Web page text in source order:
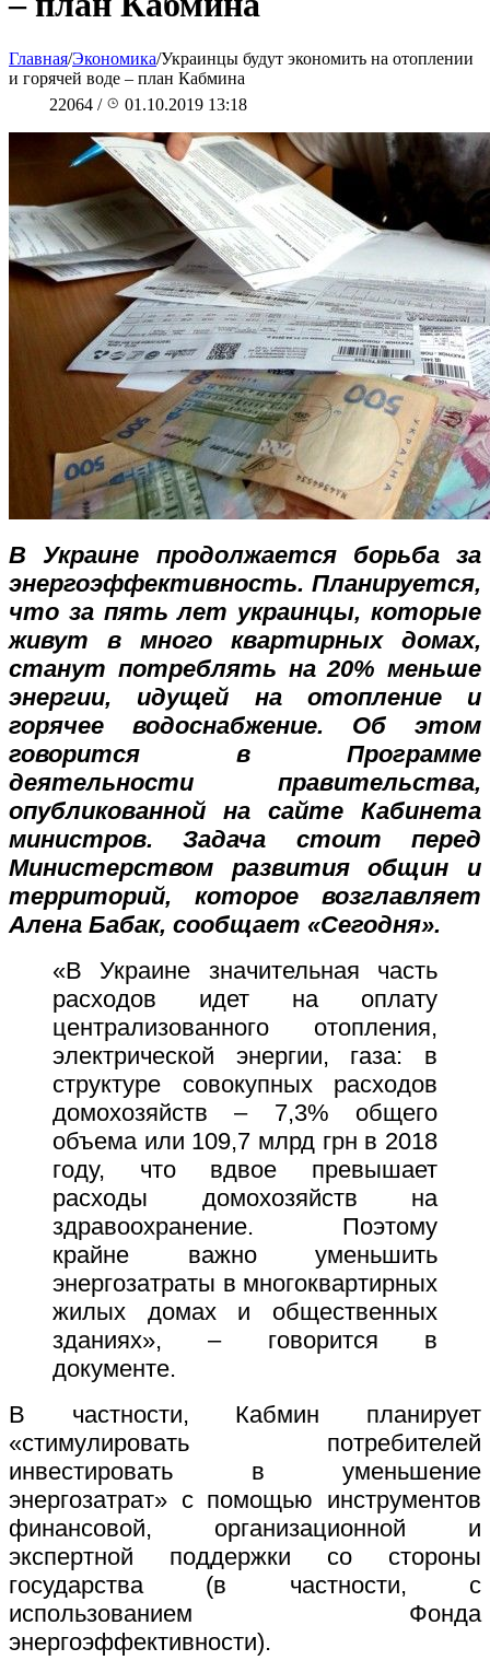
Главная/Экономика/Украинцы будут экономить на отоплении
и горячей воде – план Кабмина
22064 / 01.10.2019 13:18
В Украине продолжается борьба за
энергоэффективность. Планируется,
что за пять лет украинцы, которые
живут в много квартирных домах,
станут потреблять на 20% меньше
энергии, идущей на отопление и
горячее водоснабжение. Об этом
говорится в Программе
деятельности правительства,
опубликованной на сайте Кабинета
министров. Задача стоит перед
Министерством развития общин и
территорий, которое возглавляет
Алена Бабак, сообщает «Сегодня».
«В Украине значительная часть
расходов идет на оплату
централизованного отопления,
электрической энергии, газа: в
структуре совокупных расходов
домохозяйств – 7,3% общего
объема или 109,7 млрд грн в 2018
году, что вдвое превышает
расходы домохозяйств на
здравоохранение. Поэтому
крайне важно уменьшить
энергозатраты в многоквартирных
жилых домах и общественных
зданиях», – говорится в
документе.
В частности, Кабмин планирует
«стимулировать потребителей
инвестировать в уменьшение
энергозатрат» с помощью инструментов
финансовой, организационной и
экспертной поддержки со стороны
государства (в частности, с
использованием Фонда
энергоэффективности).